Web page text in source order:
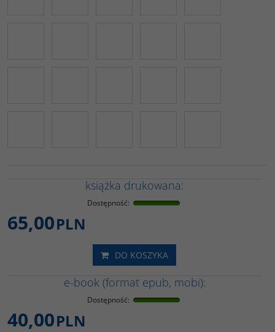
książka drukowana:
Dostępność:
65,00PLN
DO KOSZYKA
e-book (format epub, mobi):
Dostępność:
40,00PLN